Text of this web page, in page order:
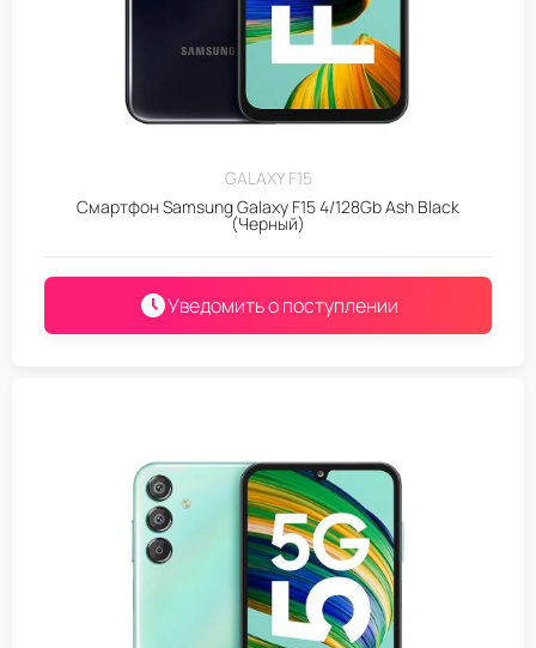
GALAXY F15
Смартфон Samsung Galaxy F15 4/128Gb Ash Black
(Черный)
Уведомить о поступлении